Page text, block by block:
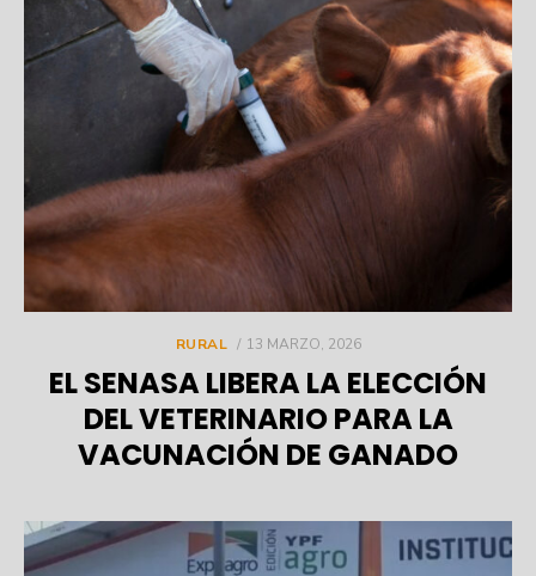
RURAL
POSTED
13 MARZO, 2026
EL SENASA LIBERA LA ELECCIÓN
DEL VETERINARIO PARA LA
VACUNACIÓN DE GANADO